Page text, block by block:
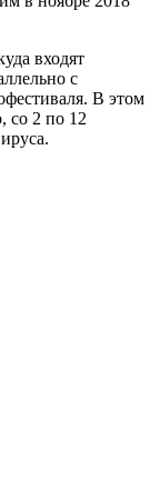
входят
с
В этом
со 2 по 12